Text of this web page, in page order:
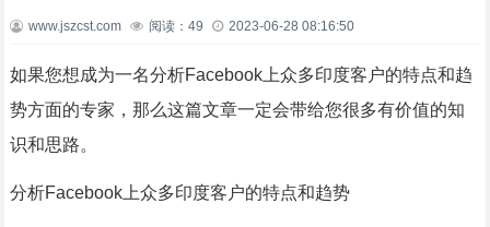
www.jszcst.com 阅读： 49 2023-06-28 08:16:50
如果您想成为一名分析Facebook上众多印度客户的特点和趋
势方面的专家，那么这篇文章一定会带给您很多有价值的知
识和思路。
分析Facebook上众多印度客户的特点和趋势